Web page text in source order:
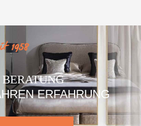
1958
ERFAHRUNG